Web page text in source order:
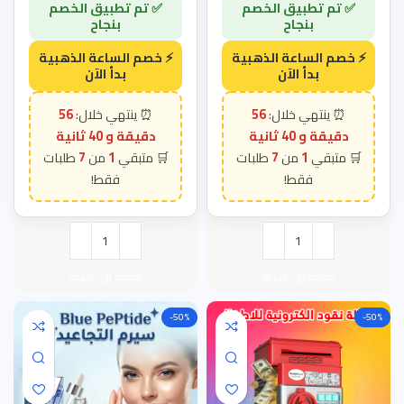
56
دقيقة و 39 ثانية
1
7
56
دقيقة و 39 ثانية
1
7
-50%
-50%